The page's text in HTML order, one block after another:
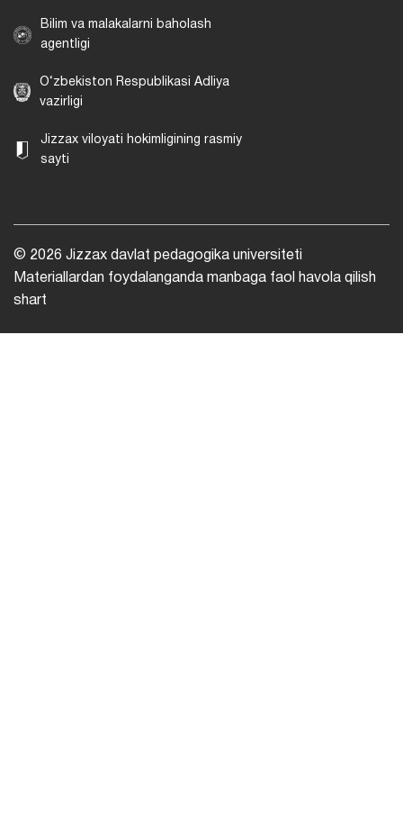
Bilim va malakalarni baholash
agentligi
O‘zbekiston Respublikasi Adliya
vazirligi
Jizzax viloyati hokimligining rasmiy
sayti
© 2026 Jizzax davlat pedagogika universiteti
Materiallardan foydalanganda manbaga faol havola qilish
shart